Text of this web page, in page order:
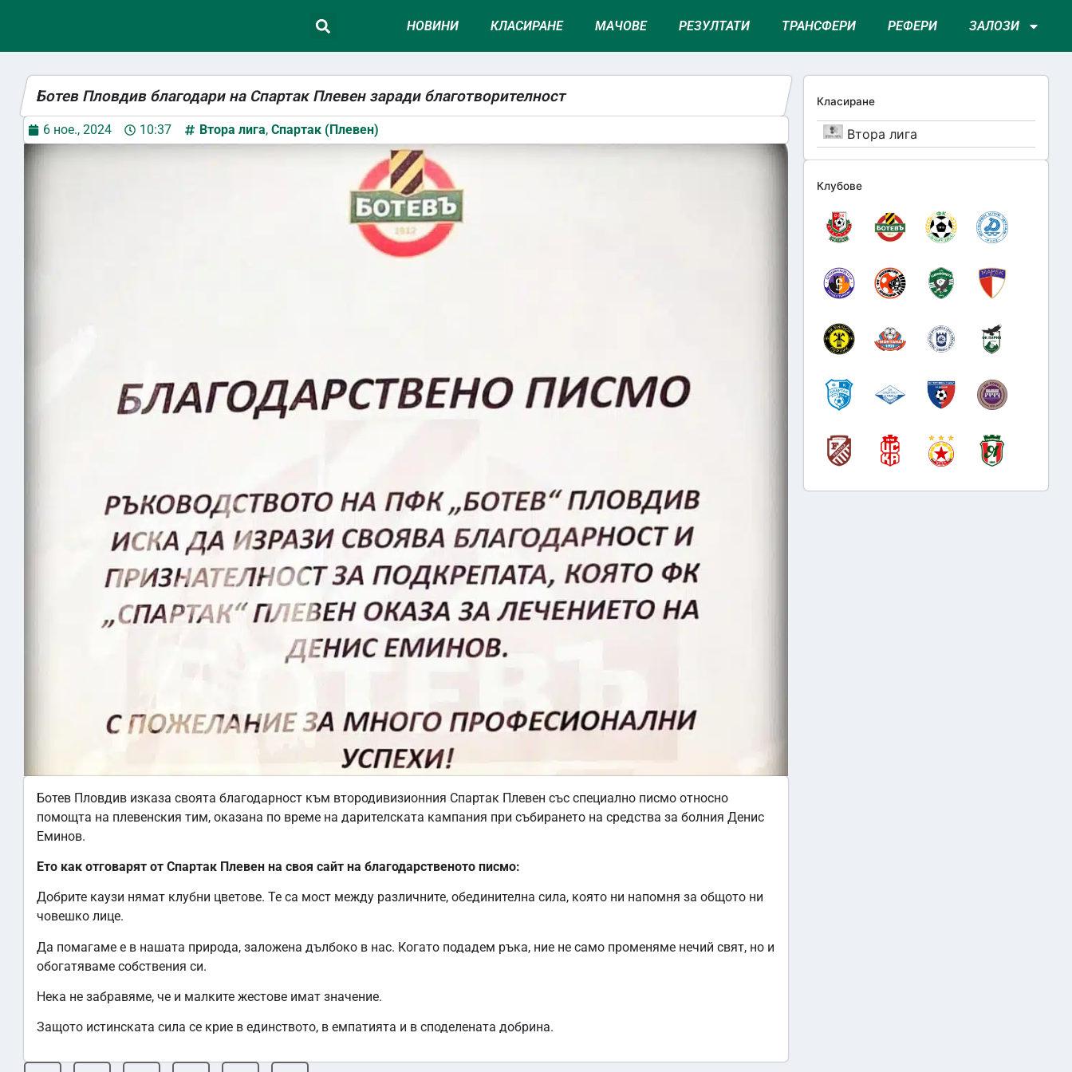
НОВИНИ КЛАСИРАНЕ МАЧОВЕ РЕЗУЛТАТИ ТРАНСФЕРИ РЕФЕРИ ЗАЛОЗИ
Класиране
Втора лига
Клубове
Ботев Пловдив благодари на Спартак Плевен заради благотворителност
6 ное., 2024 10:37 Втора лига, Спартак (Плевен)
Ботев Пловдив изказа своята благодарност към втородивизионния Спартак Плевен със специално писмо относно
помощта на плевенския тим, оказана по време на дарителската кампания при събирането на средства за болния Денис
Еминов.
Ето как отговарят от Спартак Плевен на своя сайт на благодарственото писмо:
Добрите каузи нямат клубни цветове. Те са мост между различните, обединителна сила, която ни напомня за общото ни
човешко лице.
Да помагаме е в нашата природа, заложена дълбоко в нас. Когато подадем ръка, ние не само променяме нечий свят, но и
обогатяваме собствения си.
Нека не забравяме, че и малките жестове имат значение.
Защото истинската сила се крие в единството, в емпатията и в споделената добрина.